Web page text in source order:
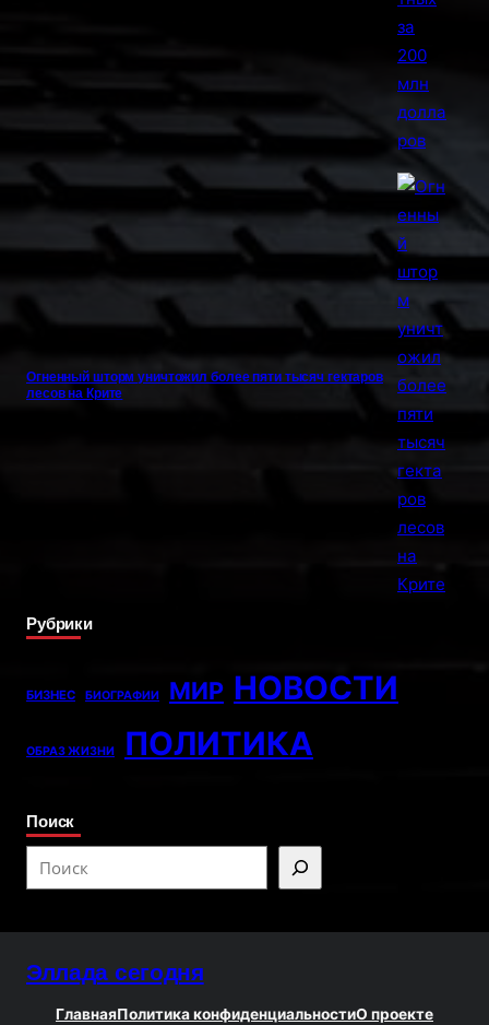
Огненный шторм уничтожил более пяти тысяч гектаров
лесов на Крите
Рубрики
БИЗНЕС БИОГРАФИИ МИР НОВОСТИ
ОБРАЗ ЖИЗНИ ПОЛИТИКА
Поиск
e
c
Эллада сегодня
ГлавнаяПолитика конфиденциальностиО проекте